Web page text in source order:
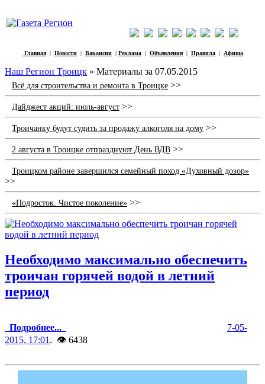
Главная | Новости | Вакансии | Реклама | Объявления | Правила | Афиша
Наш Регион Троицк » Материалы за 07.05.2015
Всё для строительства и ремонта в Троицке >>
Дайджест акций: июль-август >>
Троичанку будут судить за продажу алкоголя на дому >>
2 августа в Троицке отпразднуют День ВДВ >>
Троицком районе завершился семейный поход «Духовный дозор»
>>
«Подросток. Чистое поколение» >>
Необходимо максимально обеспечить
троичан горячей водой в летний
период
Подробнее...
7-05-
2015, 17:01 . 👁 6438